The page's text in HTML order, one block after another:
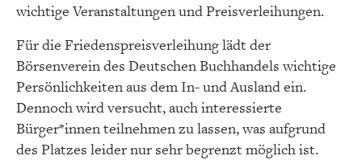
wichtige Veranstaltungen und Preisverleihungen.
Für die Friedenspreisverleihung lädt der
Börsenverein des Deutschen Buchhandels wichtige
Persönlichkeiten aus dem In- und Ausland ein.
Dennoch wird versucht, auch interessierte
Bürger*innen teilnehmen zu lassen, was aufgrund
des Platzes leider nur sehr begrenzt möglich ist.